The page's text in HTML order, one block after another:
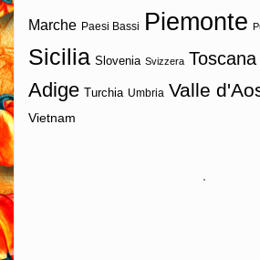
Marche Paesi Bassi Piemonte
Sicilia Slovenia Svizzera Toscana
Adige Turchia Umbria Valle
Vietnam